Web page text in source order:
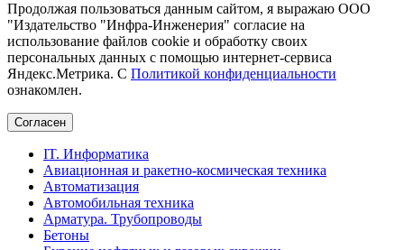
Продолжая пользоваться данным сайтом, я выражаю ООО
"Издательство "Инфра-Инженерия" согласие на
использование файлов cookie и обработку своих
персональных данных с помощью интернет-сервиса
Яндекс.Метрика. С Политикой конфиденциальности
ознакомлен.
Согласен
IT. Информатика
Авиационная и ракетно-космическая техника
Автоматизация
Автомобильная техника
Арматура. Трубопроводы
Бетоны